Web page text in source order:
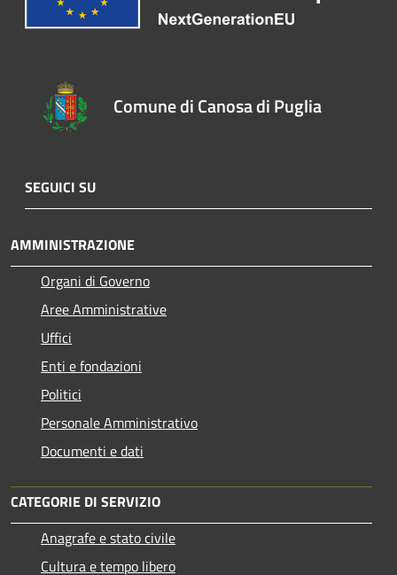
Comune di Canosa di Puglia
SEGUICI SU
AMMINISTRAZIONE
Organi di Governo
Aree Amministrative
Uffici
Enti e fondazioni
Politici
Personale Amministrativo
Documenti e dati
CATEGORIE DI SERVIZIO
Anagrafe e stato civile
Cultura e tempo libero